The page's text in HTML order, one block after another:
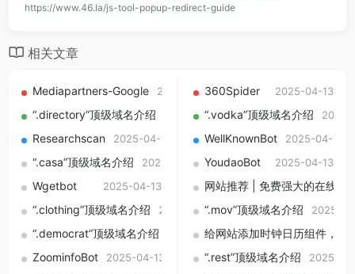
https://www.46.la/js-tool-popup-redirect-guide
相关文章
Mediapartners-Google 2025-04-13360Spider 2025-04-13
“.directory”顶级域名介绍 2025-09-01“.vodka”顶级域名介绍 2025-
Researchscan 2025-04-13 WellKnownBot 2025-04-13
“.casa”顶级域名介绍 2025-09-01 YoudaoBot 2025-04-13
Wgetbot 2025-04-13
网站推荐 | 免费强大的在线
“.clothing”顶级域名介绍
2025-09-01“.mov”顶级域名介绍 2025-
“.democrat”顶级域名介绍 2025-09-01给网站添加时钟日历组件，
ZoominfoBot
2025-04-13 “.rest”顶级域名介绍 2025-